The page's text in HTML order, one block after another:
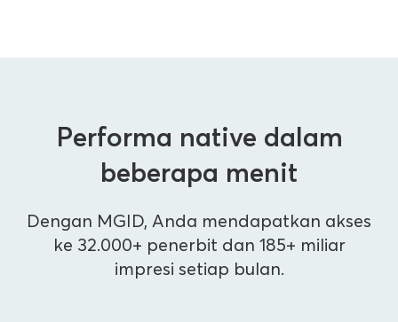
Performa native dalam
beberapa menit
Dengan MGID, Anda mendapatkan akses
ke 32.000+ penerbit dan 185+ miliar
impresi setiap bulan.